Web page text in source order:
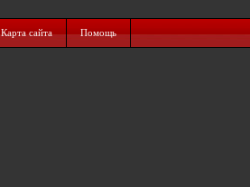
Карта сайта Помощь